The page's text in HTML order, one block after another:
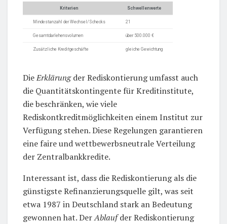
Kriterien Schwellenwerte
Mindestanzahl der Wechsel/Schecks 21
Gesamtdarlehensvolumen über 500.000 €
Zusätzliche Kreditgeschäfte gleiche Gewichtung
DieErklärungder Rediskontierung umfasst auch
die Quantitätskontingente für Kreditinstitute,
die beschränken, wie viele
Rediskontkreditmöglichkeiten einem Institut zur
Verfügung stehen. Diese Regelungen garantieren
eine faire und wettbewerbsneutrale Verteilung
der Zentralbankkredite.
Interessant ist, dass die Rediskontierung als die
günstigste Refinanzierungsquelle gilt, was seit
etwa 1987 in Deutschland stark an Bedeutung
gewonnen hat. DerAblaufder Rediskontierung